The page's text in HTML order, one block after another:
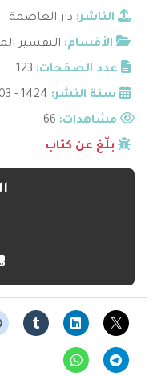
الناشر: دار العاصمة
الأقسام: التفسير
عدد الصفحات: 123
سنة النشر: 1424 - 2003
مشاهدات:
بلّغ عن كتاب